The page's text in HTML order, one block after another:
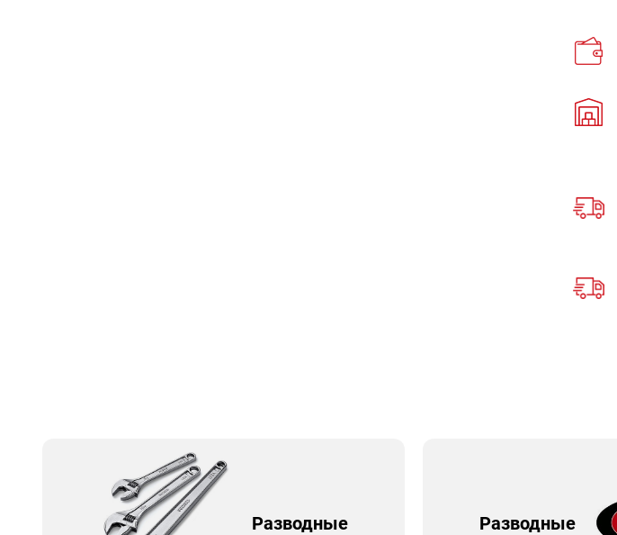
Разводные Разводные